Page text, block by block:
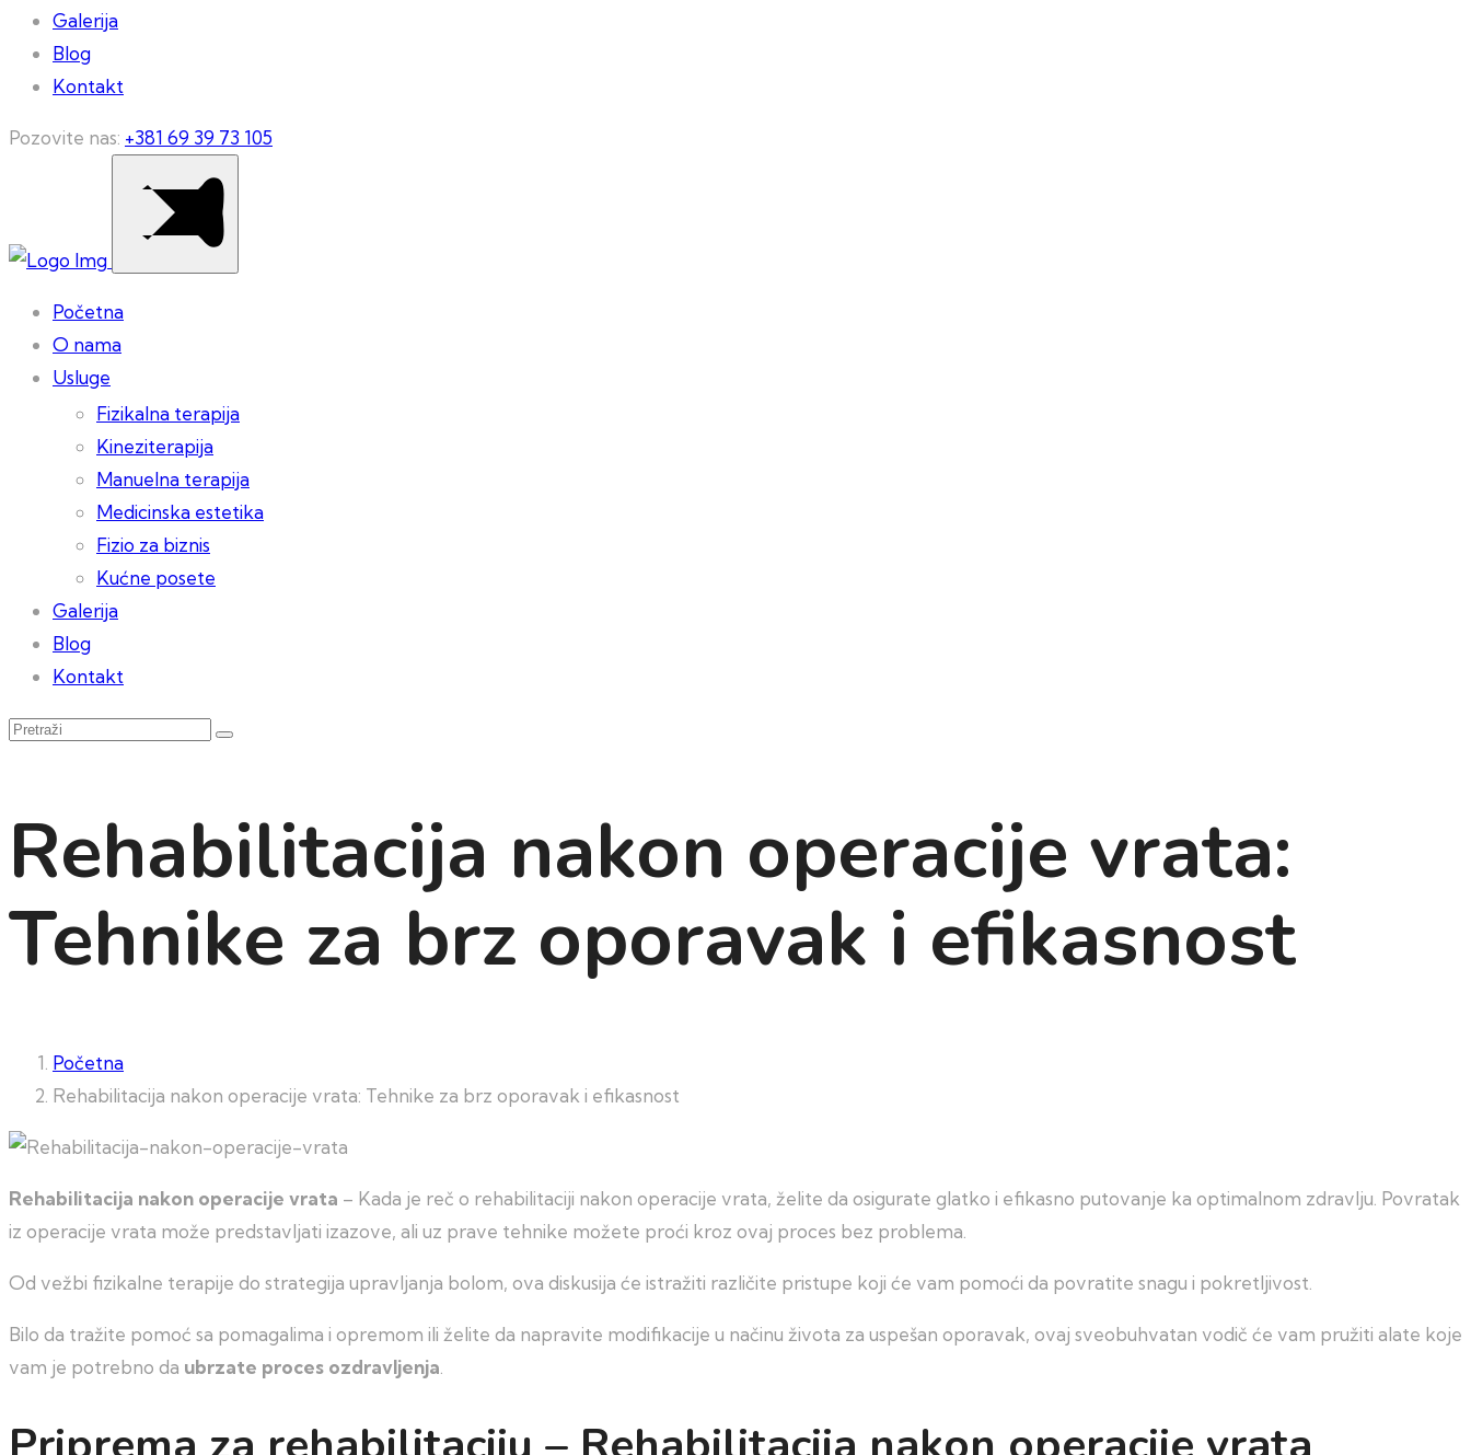
Galerija
Blog
Kontakt
Pozovite nas: +381 69 39 73 105
Početna
O nama
Usluge
Fizikalna terapija
Kineziterapija
Manuelna terapija
Medicinska estetika
Fizio za biznis
Kućne posete
Galerija
Blog
Kontakt
Rehabilitacija nakon operacije vrata:
Tehnike za brz oporavak i efikasnost
Početna
Rehabilitacija nakon operacije vrata: Tehnike za brz oporavak i efikasnost
Rehabilitacija nakon operacije vrata – Kada je reč o rehabilitaciji nakon operacije vrata, želite da osigurate glatko i efikasno putovanje ka optimalnom zdravlju. Povratak
iz operacije vrata može predstavljati izazove, ali uz prave tehnike možete proći kroz ovaj proces bez problema.
Od vežbi fizikalne terapije do strategija upravljanja bolom, ova diskusija će istražiti različite pristupe koji će vam pomoći da povratite snagu i pokretljivost.
Bilo da tražite pomoć sa pomagalima i opremom ili želite da napravite modifikacije u načinu života za uspešan oporavak, ovaj sveobuhvatan vodič će vam pružiti alate koje
vam je potrebno da ubrzate proces ozdravljenja